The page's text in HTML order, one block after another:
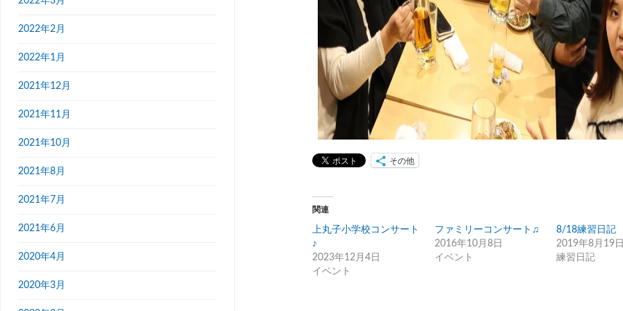
その他
関連
上丸子小学校コンサート
♪
2023年12月4日
イベント
ファミリーコンサート♫
2016年10月8日
イベント
8/18練習日記
2019年8月19
練習日記
2022年2月
2022年1月
2021年12月
2021年11月
2021年10月
2021年8月
2021年7月
2021年6月
2020年4月
2020年3月